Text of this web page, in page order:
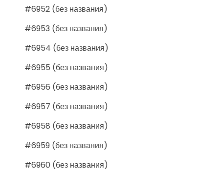
#6952 (без названия)
#6953 (без названия)
#6954 (без названия)
#6955 (без названия)
#6956 (без названия)
#6957 (без названия)
#6958 (без названия)
#6959 (без названия)
#6960 (без названия)